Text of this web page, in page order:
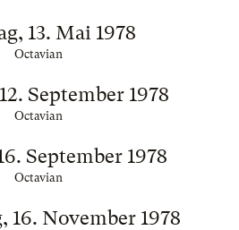
13. Mai 1978
Octavian
September 1978
Octavian
September 1978
Octavian
16. November 1978